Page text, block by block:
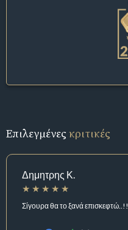
Επιλεγμένεςκριτικές
Δημητρης Κ.
Σίγουρα θα το ξανά επισκεφτώ..!!